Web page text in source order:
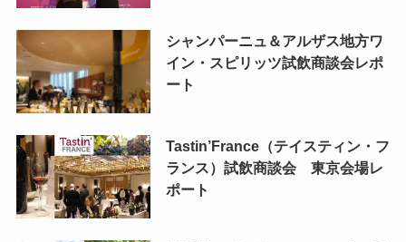
シャンパーニュ＆アルザス地方ワ
イン・スピリッツ試飲商談会レポ
ート
Tastin’France（テイスティン・フ
ランス）試飲商談会 東京会場レ
ポート